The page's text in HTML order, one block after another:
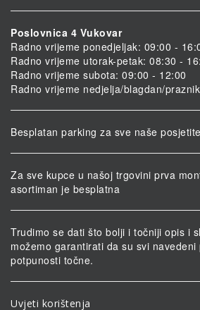
Poslovnica 4 Vukovar
Radno vrijeme ponedjeljak: 09:00 -
Radno vrijeme utorak-petak: 08:30 -
Radno vrijeme subota: 09:00 - 12:00
Radno vrijeme nedjelja/blagdan/
Besplatan parking za sve naše
Za sve kupce u našoj trgovini prva
asortiman je besplatna
Trudimo se dati što bolji i točniji opis i
možemo garantirati da su svi navedeni
potpunosti točne.
Uvjeti korištenja